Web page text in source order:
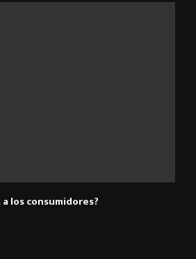
los consumidores?